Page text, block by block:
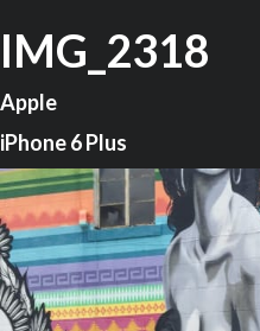
IMG_2318
Apple
iPhone 6 Plus